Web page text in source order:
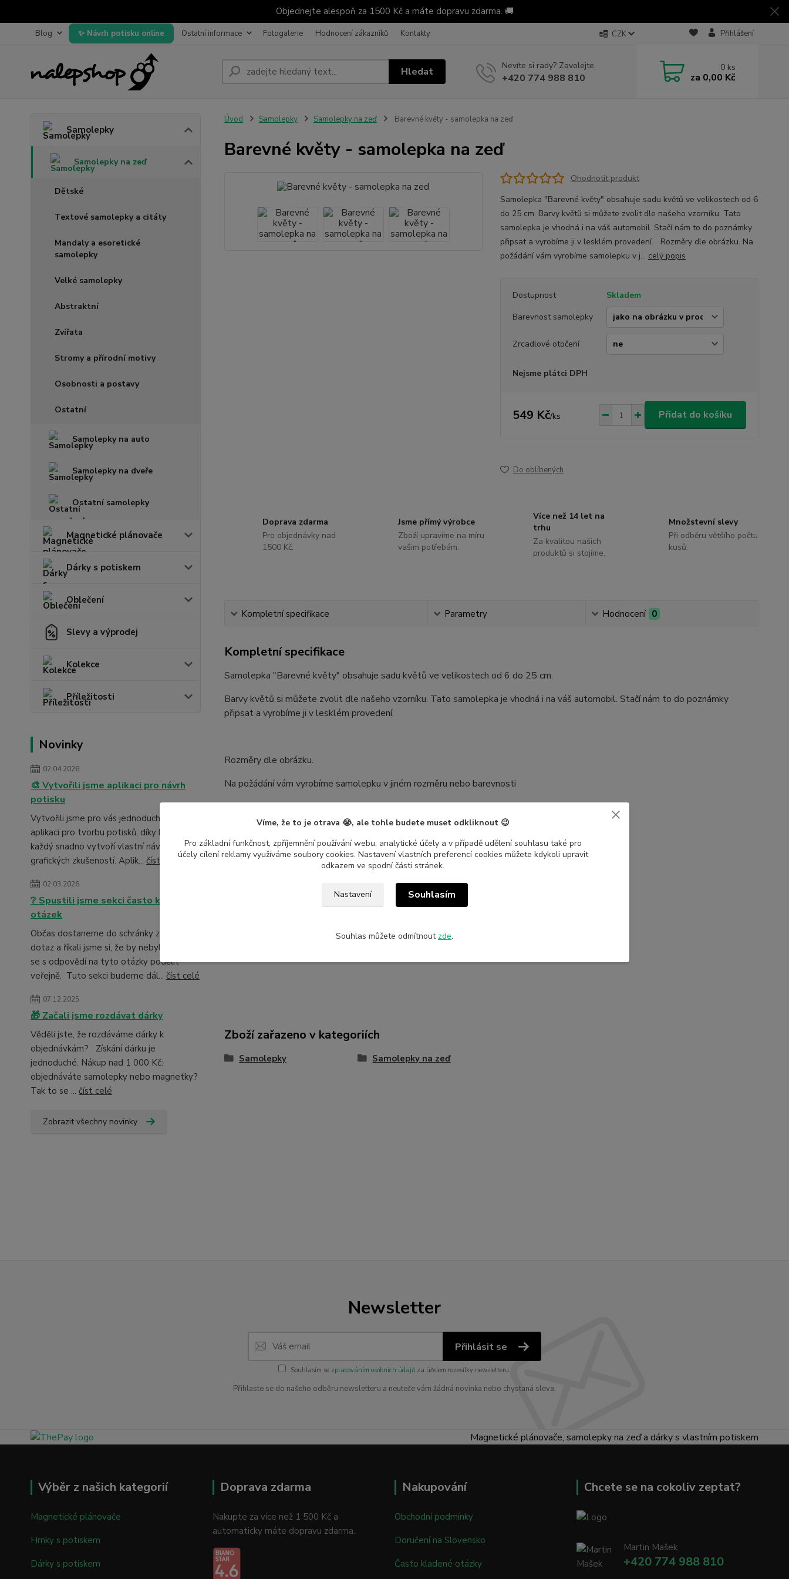
Objednejte alespoň za 1500 Kč a máte dopravu zdarma. 🚚
Blog Návrh potisku online Ostatní informace Fotogalerie Hodnocení zákazníků Kontakty CZK Přihlášení
Hledat Nevíte si rady? Zavolejte.
+420 774 988 810
0 ks
za 0,00 Kč
Samolepky
Samolepky na zeď
Dětské
Textové samolepky a citáty
Mandaly a esoretické
samolepky
Velké samolepky
Abstraktní
Zvířata
Stromy a přírodní motivy
Osobnosti a postavy
Ostatní
Samolepky na auto
Samolepky na dveře
Ostatní samolepky
Magnetické plánovače
Dárky s potiskem
Oblečení
Slevy a výprodej
Kolekce
Příležitosti
Novinky
02.04.2026
🎨 Vytvořili jsme aplikaci pro návrh
potisku
Vytvořili jsme pro vás jednoduchou
aplikaci pro tvorbu potisků, díky které si
každý snadno vytvoří vlastní návrh – i bez
grafických zkušeností. Aplik... číst celé
02.03.2026
❔ Spustili jsme sekci často kladených
otázek
Občas dostaneme do schránky zajímavý
dotaz a říkali jsme si, že by nebylo špatné
se s odpovědí na tyto otázky podělit
veřejně. Tuto sekci budeme dál... číst celé
07.12.2025
🎁 Začali jsme rozdávat dárky
Věděli jste, že rozdáváme dárky k
objednávkám? Získání dárku je
jednoduché. Nákup nad 1 000 Kč:
objednáváte samolepky nebo magnetky?
Tak to se ... číst celé
Zobrazit všechny novinky
Úvod Samolepky Samolepky na zeď Barevné květy - samolepka na zeď
Barevné květy - samolepka na zeď
Ohodnotit produkt
Samolepka "Barevné květy" obsahuje sadu květů ve velikostech od 6
do 25 cm. Barvy květů si můžete zvolit dle našeho vzorníku. Tato
samolepka je vhodná i na váš automobil. Stačí nám to do poznámky
připsat a vyrobíme ji v lesklém provedení. Rozměry dle obrázku. Na
požádání vám vyrobíme samolepku v j... celý popis
Dostupnost
Skladem
Barevnost samolepky
Zrcadlové otočení
Nejsme plátci DPH
549 Kč/ks Přidat do košíku
Do oblíbených
Doprava zdarma
Pro objednávky nad
1500 Kč.
Jsme přímý výrobce
Zboží upravíme na míru
vašim potřebám.
Více než 14 let na
trhu
Za kvalitou našich
produktů si stojíme.
Množstevní slevy
Při odběru většího počtu
kusů.
Kompletní specifikace Parametry Hodnocení 0
Kompletní specifikace
Samolepka "Barevné květy" obsahuje sadu květů ve velikostech od 6 do 25 cm.
Barvy květů si můžete zvolit dle našeho vzorníku. Tato samolepka je vhodná i na váš automobil. Stačí nám to do poznámky
připsat a vyrobíme ji v lesklém provedení.
Rozměry dle obrázku.
Na požádání vám vyrobíme samolepku v jiném rozměru nebo barevnosti
Zboží zařazeno v kategoriích
Samolepky Samolepky na zeď
Newsletter
Přihlásit se
Souhlasím se zpracováním osobních údajů za účelem rozesílky newsletteru.
Přihlaste se do našeho odběru newsletteru a neuteče vám žádná novinka nebo chystaná sleva.
Magnetické plánovače, samolepky na zeď a dárky s vlastním potiskem
Výběr z našich kategorií
Magnetické plánovače
Hrnky s potiskem
Dárky s potiskem
Doprava zdarma
Nakupte za více než 1 500 Kč a
automaticky máte dopravu zdarma.
Nakupování
Obchodní podmínky
Doručení na Slovensko
Často kladené otázky
Chcete se na cokoliv zeptat?
Martin Mašek
+420 774 988 810
Víme, že to je otrava 😭, ale tohle budete muset odkliknout 😉
Pro základní funkčnost, zpříjemnění používání webu, analytické účely a v případě udělení souhlasu také pro
účely cílení reklamy využíváme soubory cookies. Nastavení vlastních preferencí cookies můžete kdykoli upravit
odkazem ve spodní části stránek.
Nastavení Souhlasím
Souhlas můžete odmítnout zde.